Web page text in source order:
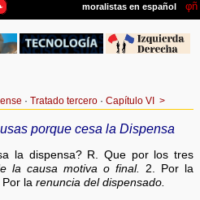
· Tratado tercero · Capítulo VI >
porque cesa la Dispensa
la dispensa? R. Que por los tres
la causa motiva o final. 2. Por la
Por larenuncia del dispensado.